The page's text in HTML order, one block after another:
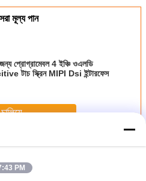
মূল্য পান
প্রোগ্রামেবল 4 ইঞ্চি ওএলডি
টাচ স্ক্রিন MIPI Dsi ইন্টারফেস
চালিয়ে
PM